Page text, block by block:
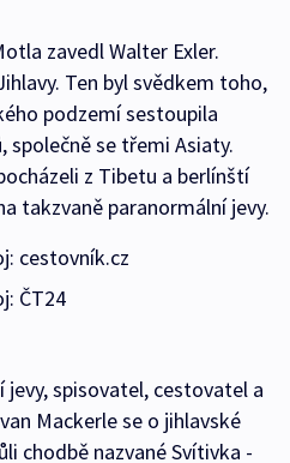
zavedl Walter Exler.
Ten byl svědkem toho,
podzemí sestoupila
společně se třemi Asiaty.
z Tibetu a berlínští
takzvaně paranormální jevy.
cestovník.cz
ČT24
spisovatel, cestovatel a
Mackerle se o jihlavské
chodbě nazvané Svítivka -